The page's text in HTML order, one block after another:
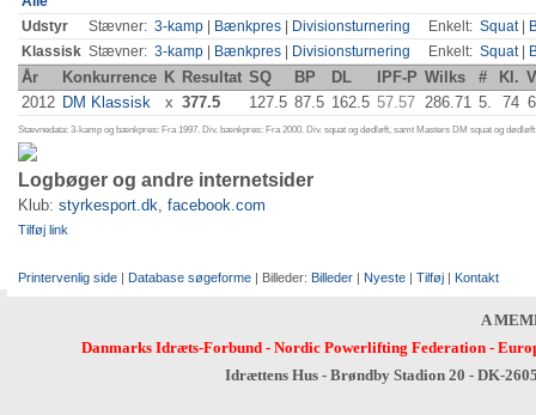
Udstyr
Stævner: 3-kamp Bænkpres Divisionsturnering Enkelt: Squat|
Klassisk Stævner: 3-kamp Bænkpres Divisionsturnering Enkelt: Squat|
År Konkurrence K Resultat SQ BP DL IPF-P Wilks # Kl.
2012 DM Klassisk x 377.5 127.5 87.5 162.5 57.57 286.71 5. 74
Stævnedata: 3-kamp og bænkpres: Fra 1997. Div. bænkpres: Fra 2000. Div. squat og dødløft, samt Masters DM squat og
Logbøger og andre internetsider
Klub: styrkesport.dk, facebook.com
Tilføj link
Printervenlig side | Database søgeforme | Billeder: Billeder | Nyeste | Tilføj | Kontakt
A
Danmarks Idræts-Forbund- Nordic Powerlifting Federation-
Idrættens Hus - Brøndby Stadion 20 - DK-